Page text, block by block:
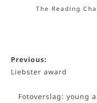
The Reading
Previous:
Liebster award
Fotoverslag: young